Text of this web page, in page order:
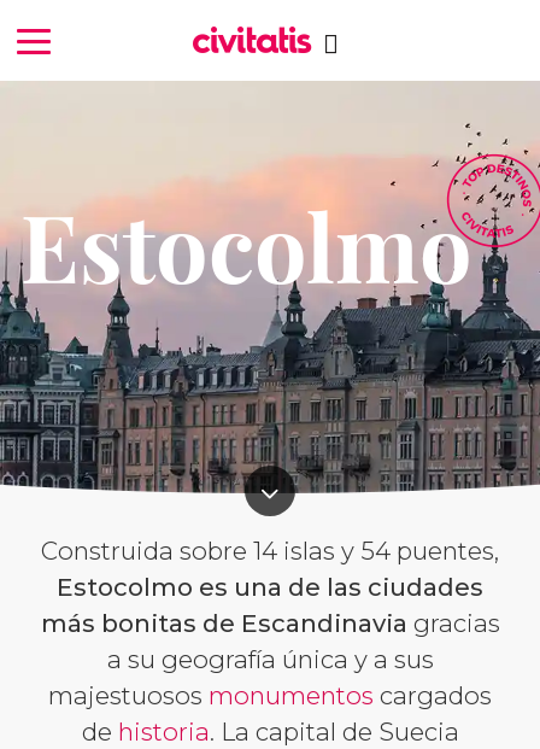
Estocolmo
Construida sobre 14 islas y 54 puentes,
Estocolmo es una de las ciudades
más bonitas de Escandinavia gracias
a su geografía única y a sus
majestuosos monumentos cargados
de historia. La capital de Suecia